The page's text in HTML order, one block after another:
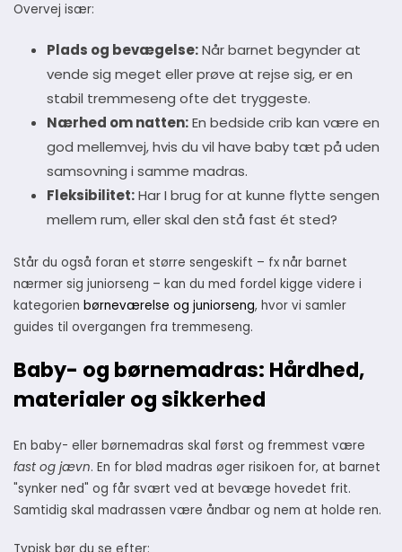
Overvej især:
Plads og bevægelse:Når barnet begynder at
vende sig meget eller prøve at rejse sig, er en
stabil tremmeseng ofte det tryggeste.
Nærhed om natten:En bedside crib kan være en
god mellemvej, hvis du vil have baby tæt på uden
samsovning i samme madras.
Fleksibilitet:Har I brug for at kunne flytte sengen
mellem rum, eller skal den stå fast ét sted?
Står du også foran et større sengeskift – fx når barnet
nærmer sig juniorseng – kan du med fordel kigge videre i
kategorien børneværelse og juniorseng, hvor vi samler
guides til overgangen fra tremmeseng.
Baby- og børnemadras: Hårdhed,
materialer og sikkerhed
En baby- eller børnemadras skal først og fremmest være
fast og jævn. En for blød madras øger risikoen for, at barnet
"synker ned" og får svært ved at bevæge hovedet frit.
Samtidig skal madrassen være åndbar og nem at holde ren.